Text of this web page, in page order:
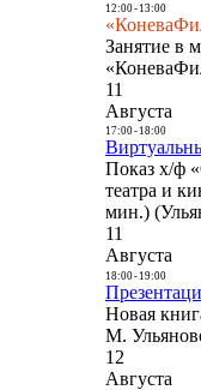
12:00- 13:00
Занятие в
11
Августа
17:00- 18:00
Показ х/ф
театра и
мин.)
11
Августа
18:00- 19:00
Новая
М.
12
Августа